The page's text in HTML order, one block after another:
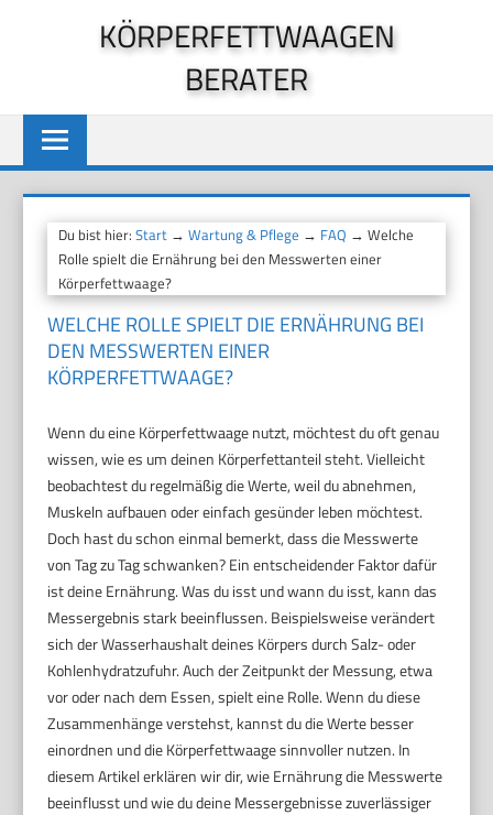
KÖRPERFETTWAAGEN
BERATER
Du bist hier:Start →Wartung & Pflege → FAQ → Welche
Rolle spielt die Ernährung bei den Messwerten einer
Körperfettwaage?
WELCHE ROLLE SPIELT DIE ERNÄHRUNG BEI
DEN MESSWERTEN EINER
KÖRPERFETTWAAGE?
Wenn du eine Körperfettwaage nutzt, möchtest du oft genau
wissen, wie es um deinen Körperfettanteil steht. Vielleicht
beobachtest du regelmäßig die Werte, weil du abnehmen,
Muskeln aufbauen oder einfach gesünder leben möchtest.
Doch hast du schon einmal bemerkt, dass die Messwerte
von Tag zu Tag schwanken? Ein entscheidender Faktor dafür
ist deine Ernährung. Was du isst und wann du isst, kann das
Messergebnis stark beeinflussen. Beispielsweise verändert
sich der Wasserhaushalt deines Körpers durch Salz- oder
Kohlenhydratzufuhr. Auch der Zeitpunkt der Messung, etwa
vor oder nach dem Essen, spielt eine Rolle. Wenn du diese
Zusammenhänge verstehst, kannst du die Werte besser
einordnen und die Körperfettwaage sinnvoller nutzen. In
diesem Artikel erklären wir dir, wie Ernährung die Messwerte
beeinflusst und wie du deine Messergebnisse zuverlässiger